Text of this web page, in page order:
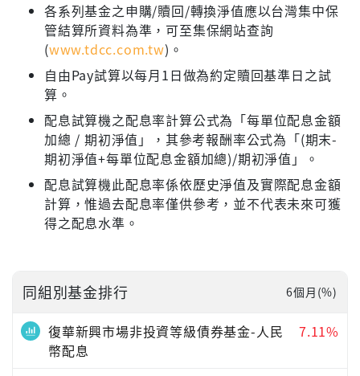
各系列基金之申購/贖回/轉換淨值應以台灣集中保
管結算所資料為準，可至集保網站查詢
(www.tdcc.com.tw)。
自由Pay試算以每月1日做為約定贖回基準日之試
算。
配息試算機之配息率計算公式為「每單位配息金額
加總 / 期初淨值」，其參考報酬率公式為「(期末-
期初淨值+每單位配息金額加總)/期初淨值」。
配息試算機此配息率係依歷史淨值及實際配息金額
計算，惟過去配息率僅供參考，並不代表未來可獲
得之配息水準。
同組別基金排行 6個月(%)
復華新興市場非投資等級債券基金-人民
幣配息
7.11%